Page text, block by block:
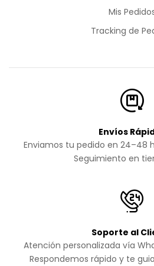
Mis
Tracking de
Envíos
Enviamos tu pedido en 24–48
Seguimiento en
Soporte al
Atención personalizada vía
Respondemos rápido y te